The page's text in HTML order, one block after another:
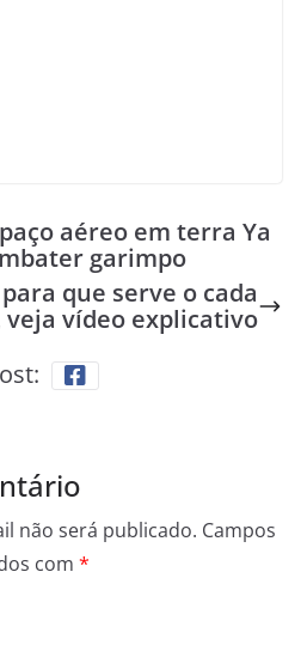
aéreo em terra Ya
garimpo
que serve o cada
veja vídeo explicativo
não será publicado. Campos
com *